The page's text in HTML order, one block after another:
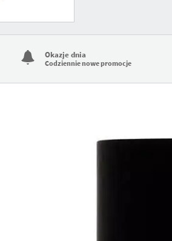
Okazje dnia
Codziennie nowe promocje